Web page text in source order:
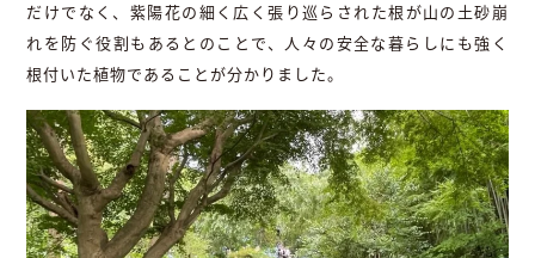
だけでなく、紫陽花の細く広く張り巡らされた根が山の土砂崩
れを防ぐ役割もあるとのことで、人々の安全な暮らしにも強く
根付いた植物であることが分かりました。